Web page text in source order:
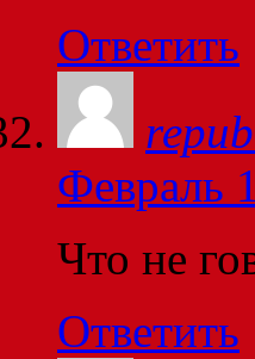
Ответить
Февраль
Что не
Ответить